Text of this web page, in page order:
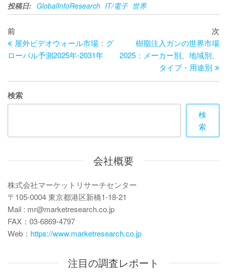
投稿日: GlobalInfoResearch IT/電子 世界
投
稿
ナ
ビ
ゲ
シ
ン
過
去
の
稿
前
屋外ビデオウォール市場：グ
ローバル予測2025年-2031年
の
次
樹脂注入ガンの世界市場
2025：メーカー別、地域別、
タイプ・用途別
検索
検
索
会社概要
株式会社マーケットリサーチセンター
〒105-0004 東京都港区新橋1-18-21
Mail : mr@marketresearch.co.jp
FAX：03-6869-4797
Web： https://www.marketresearch.co.jp
注目の調査レポート